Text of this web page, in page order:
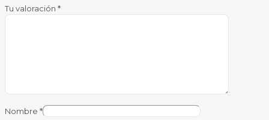
Tu valoración *
Nombre *